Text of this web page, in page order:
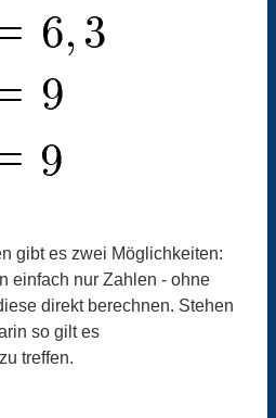
gibt es zwei Möglichkeiten:
einfach nur Zahlen - ohne
direkt berechnen. Stehen
so gilt es
treffen.